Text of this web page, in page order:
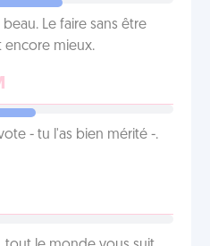
Le faire sans être
encore mieux.
- tu l'as bien mérité -.